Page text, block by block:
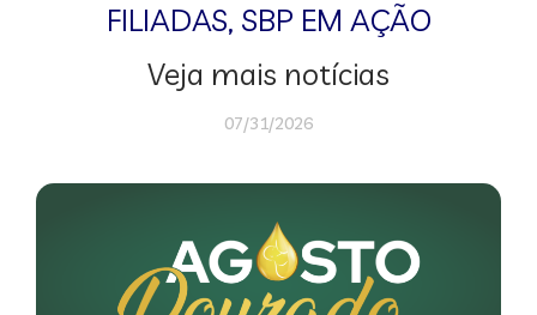
FILIADAS, SBP EM AÇÃO
Veja mais notícias
07/31/2026